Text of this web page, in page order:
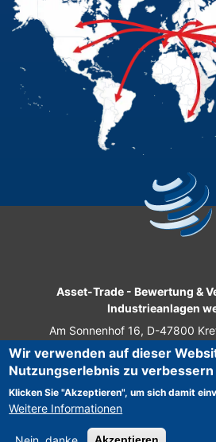
Asset-Trade - Bewertung &
Industrieanlagen
Am Sonnenhof 16, D-47800
Tel.: +49 2151 32
Fax.: +49 2151 65
© 2026 Asset-
Wir verwenden auf dieser
Nutzungserlebnis zu verbessern
Klicken Sie "Akzeptieren", um sich damit
Weitere Informationen